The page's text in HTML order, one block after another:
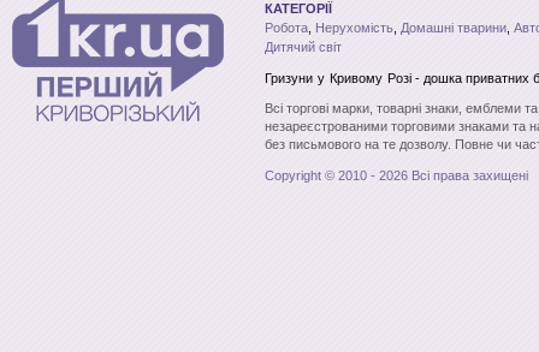
КАТЕГОРІЇ
Робота Нерухомість Домашні тварини
Дитячий світ
Гризуни у Кривому Розі - дошка приватних
Всі торгові марки, товарні знаки, емблеми
незареєстрованими торговими знаками та
без письмового на те дозволу. Повне чи
Copyright © 2010 - 2026 Всі права захищені